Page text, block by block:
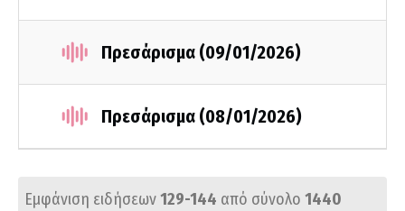
Πρεσάρισμα (09/01/2026)
Πρεσάρισμα (08/01/2026)
Εμφάνιση ειδήσεων129-144 από σύνολο 1440